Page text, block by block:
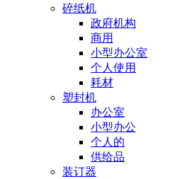
碎纸机
政府机构
商用
小型办公室
个人使用
耗材
塑封机
办公室
小型办公
个人的
供给品
装订器